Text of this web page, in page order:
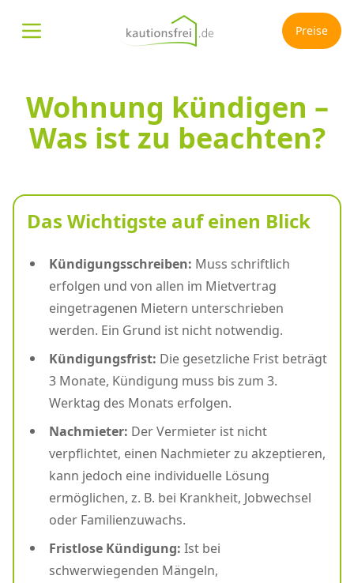
Menü öffnen Preise
Wohnung kündigen –
Was ist zu beachten?
Das Wichtigste auf einen Blick
Kündigungsschreiben: Muss schriftlich
erfolgen und von allen im Mietvertrag
eingetragenen Mietern unterschrieben
werden. Ein Grund ist nicht notwendig.
Kündigungsfrist: Die gesetzliche Frist beträgt
3 Monate, Kündigung muss bis zum 3.
Werktag des Monats erfolgen.
Nachmieter: Der Vermieter ist nicht
verpflichtet, einen Nachmieter zu akzeptieren,
kann jedoch eine individuelle Lösung
ermöglichen, z. B. bei Krankheit, Jobwechsel
oder Familienzuwachs.
Fristlose Kündigung: Ist bei
schwerwiegenden Mängeln,